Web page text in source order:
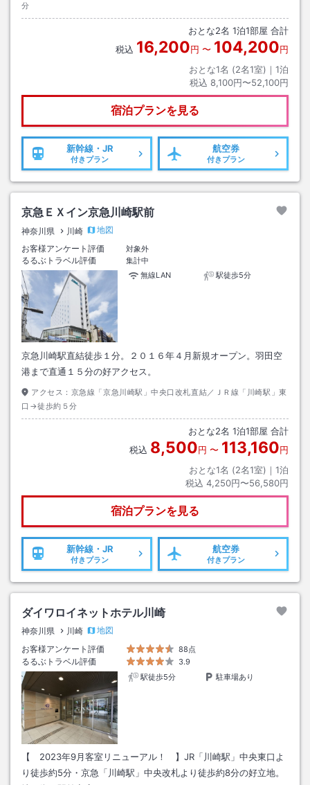
分
おとな2名 1泊1部屋 合計
税込 16,200円 〜 104,200円
おとな1名 (2名1室)｜ 1泊
税込 8,100円〜52,100円
宿泊プランを見る
新幹線・JR
付きプラン
航空券
付きプラン
京急ＥＸイン京急川崎駅前
神奈川県 川崎
地図
お客様アンケート評価
対象外
るるぶトラベル評価
集計中
無線LAN
駅徒歩5分
京急川崎駅直結徒歩１分。２０１６年４月新規オープン。羽田空
港まで直通１５分の好アクセス。
アクセス： 京急線「京急川崎駅」中央口改札直結／ＪＲ線「川崎駅」東
口→徒歩約５分
おとな2名 1泊1部屋 合計
税込 8,500円 〜 113,160円
おとな1名 (2名1室)｜ 1泊
税込 4,250円〜56,580円
宿泊プランを見る
新幹線・JR
付きプラン
航空券
付きプラン
ダイワロイネットホテル川崎
神奈川県 川崎
地図
お客様アンケート評価
88点
るるぶトラベル評価
3.9
駅徒歩5分
駐車場あり
【 2023年9月客室リニューアル！ 】JR「川崎駅」中央東口よ
り徒歩約5分・京急「川崎駅」中央改札より徒歩約8分の好立地。